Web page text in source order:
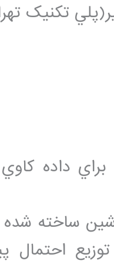
تکنيک
داده
ساخته
احتمال